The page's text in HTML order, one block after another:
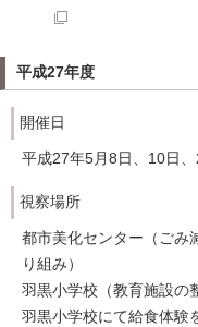
平成27年度
開催日
平成27年5月8日、10日、
視察場所
都市美化センター（ごみ
り組み）
羽黒小学校（教育施設の
羽黒小学校にて給食体験